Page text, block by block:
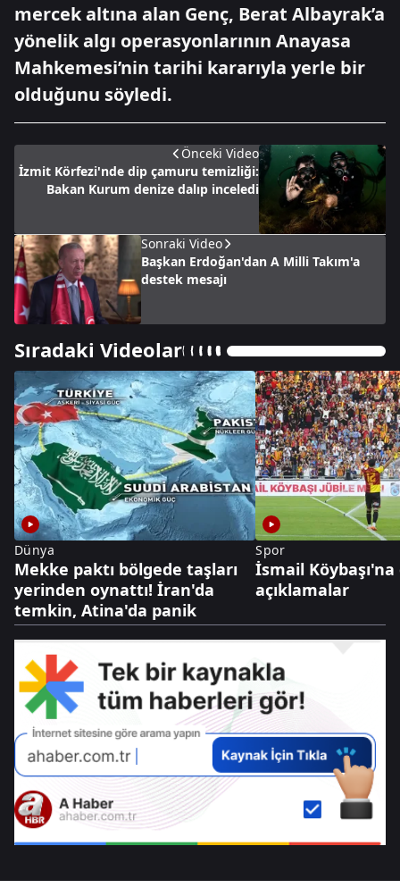
mercek altına alan Genç, Berat Albayrak’a
yönelik algı operasyonlarının Anayasa
Mahkemesi’nin tarihi kararıyla yerle bir
olduğunu söyledi.
Önceki Video
İzmit Körfezi'nde dip çamuru temizliği:
Bakan Kurum denize dalıp inceledi
Sonraki Video
Başkan Erdoğan'dan A Milli Takım'a
destek mesajı
Sıradaki Videolar
Dünya
Mekke paktı bölgede taşları
yerinden oynattı! İran'da
temkin, Atina'da panik
Spor
İsmail
açıklamalar